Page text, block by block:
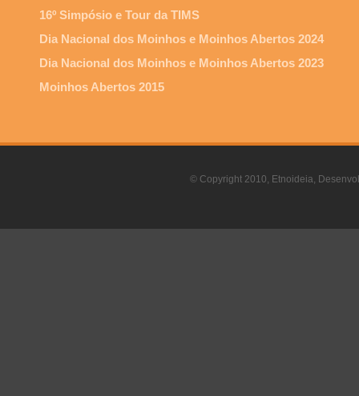
16º Simpósio e Tour da TIMS
Dia Nacional dos Moinhos e Moinhos Abertos 2024
Dia Nacional dos Moinhos e Moinhos Abertos 2023
Moinhos Abertos 2015
© Copyright 2010, Etnoideia,